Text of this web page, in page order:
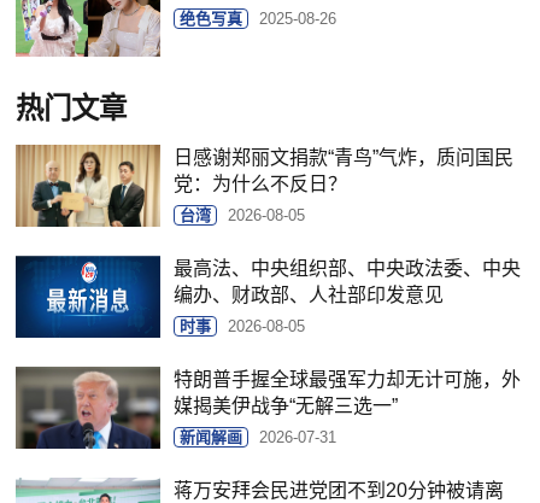
绝色写真 2025-08-26
热门文章
日感谢郑丽文捐款“青鸟”气炸，质问国民
党：为什么不反日？
台湾 2026-08-05
最高法、中央组织部、中央政法委、中央
编办、财政部、人社部印发意见
时事 2026-08-05
特朗普手握全球最强军力却无计可施，外
媒揭美伊战争“无解三选一”
新闻解画 2026-07-31
蒋万安拜会民进党团不到20分钟被请离